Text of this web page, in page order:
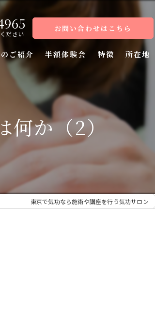
ださい
お問い合わせはこちら
ご紹介 半額体験会 特徴
病気
所在地
何か（2）
東京で気功なら施術や講座を行う気功サロン